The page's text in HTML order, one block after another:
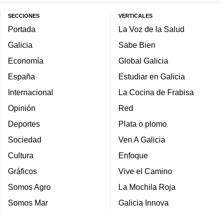
SECCIONES
Portada
Galicia
Economía
España
Internacional
Opinión
Deportes
Sociedad
Cultura
Gráficos
Somos Agro
Somos Mar
VERTICALES
La Voz de la Salud
Sabe Bien
Global Galicia
Estudiar en Galicia
La Cocina de Frabisa
Red
Plata o plomo
Ven A Galicia
Enfoque
Vive el Camino
La Mochila Roja
Galicia Innova